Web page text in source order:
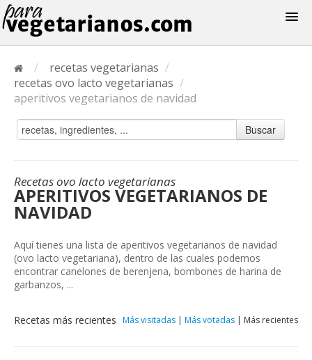
/ recetas vegetarianas /
recetas ovo lacto vegetarianas /
aperitivos vegetarianos de navidad
Buscar
Recetas ovo lacto vegetarianas
APERITIVOS VEGETARIANOS DE
NAVIDAD
Aquí tienes una lista de aperitivos vegetarianos de navidad
(ovo lacto vegetariana), dentro de las cuales podemos
encontrar canelones de berenjena, bombones de harina de
garbanzos, ...
Recetas más recientes Más visitadas | Más votadas | Más recientes